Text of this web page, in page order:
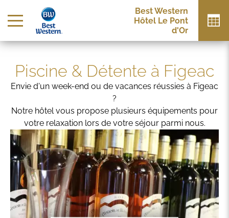
Best Western
Hôtel Le Pont
d'Or
Piscine & Détente à Figeac
Envie d'un week-end ou de vacances réussies à Figeac
?
Notre hôtel vous propose plusieurs équipements pour
votre relaxation lors de votre séjour parmi nous.